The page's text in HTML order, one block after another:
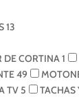
13
DE CORTINA1
49
TV 5 TACHAS